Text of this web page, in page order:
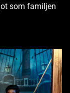
som familjen